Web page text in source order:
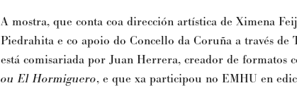
A mostra, que conta coa dirección artística de Ximena
Piedrahita e co apoio do Concello da Coruña a través de
está comisariada por Juan Herrera, creador de formatos
ou El Hormiguero, e que xa participou no EMHU en